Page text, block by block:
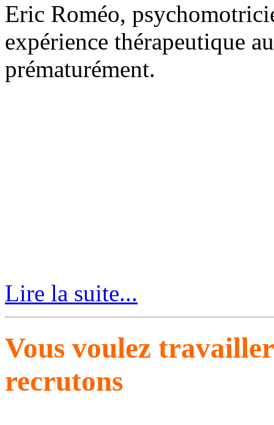
Eric Roméo,
expérience thérapeutique
prématurément.
Lire la suite...
Vous voulez
recrutons